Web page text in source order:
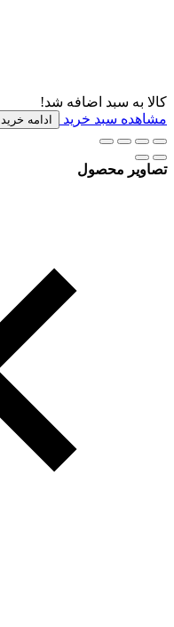
کالا به سبد اضافه شد!
مشاهده سبد خرید
ادامه خرید
تصاویر محصول